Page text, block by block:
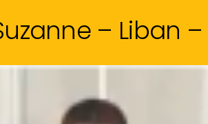
– Liban